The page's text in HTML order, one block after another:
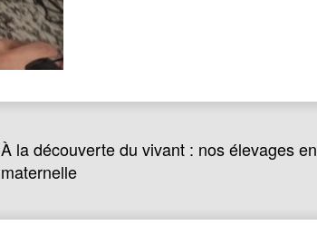
À la découverte du vivant : nos élevages en
maternelle